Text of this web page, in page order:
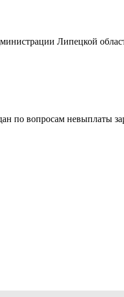
Липецкой
по вопросам невыплаты